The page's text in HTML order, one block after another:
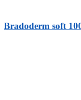
Bradoderm soft